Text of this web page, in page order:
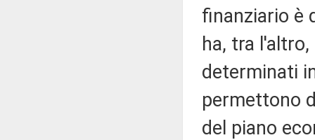
finanziario è
ha, tra
determinati
permettono
del piano